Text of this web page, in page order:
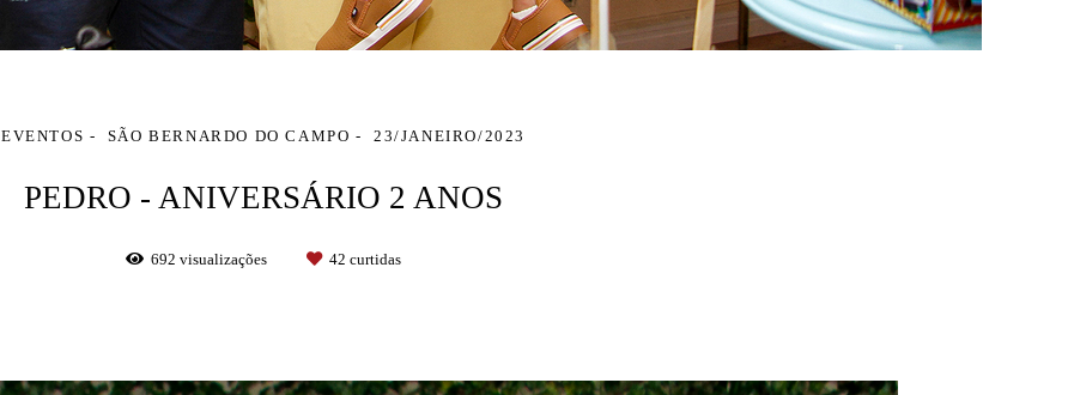
EVENTOS SÃO BERNARDO DO CAMPO 23/JANEIRO/2023
PEDRO - ANIVERSÁRIO 2 ANOS
692 visualizações 42 curtidas